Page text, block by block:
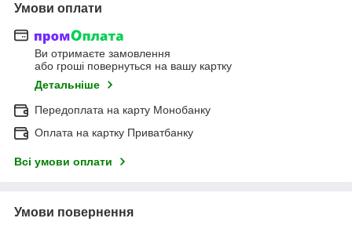
Умови оплати
Ви отримаєте замовлення
або гроші повернуться на вашу картку
Детальніше
Передоплата на карту Монобанку
Оплата на картку Приватбанку
Всі умови оплати
Умови повернення